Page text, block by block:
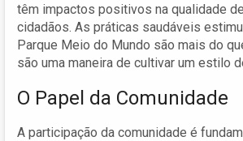
têm impactos positivos na qualidade
cidadãos. As práticas saudáveis
Parque Meio do Mundo são mais do
são uma maneira de cultivar um estilo
O Papel da Comunidade
A participação da comunidade é